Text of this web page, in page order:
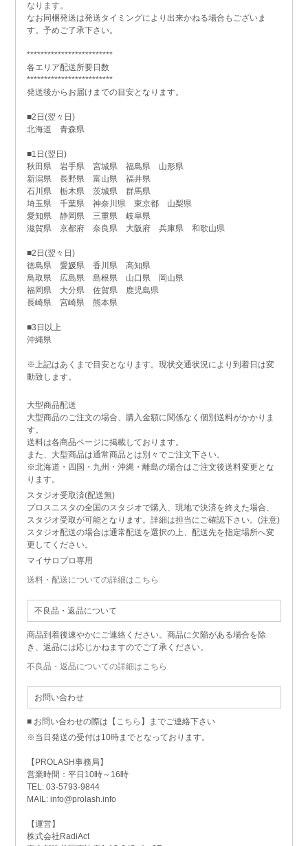
なります。
なお同梱発送は発送タイミングにより出来かねる場合もございま
す。予めご了承下さい。
*************************
各エリア配送所要日数
*************************
発送後からお届けまでの目安となります。
■2日(翌々日)
北海道 青森県
■1日(翌日)
秋田県 岩手県 宮城県 福島県 山形県
新潟県 長野県 富山県 福井県
石川県 栃木県 茨城県 群馬県
埼玉県 千葉県 神奈川県 東京都 山梨県
愛知県 静岡県 三重県 岐阜県
滋賀県 京都府 奈良県 大阪府 兵庫県 和歌山県
■2日(翌々日)
徳島県 愛媛県 香川県 高知県
鳥取県 広島県 島根県 山口県 岡山県
福岡県 大分県 佐賀県 鹿児島県
長崎県 宮崎県 熊本県
■3日以上
沖縄県
※上記はあくまで目安となります。現状交通状況により到着日は変
動致します。
大型商品配送
大型商品のご注文の場合、購入金額に関係なく個別送料がかかりま
す。
送料は各商品ページに掲載しております。
また、大型商品は通常商品とは別々でご注文下さい。
※北海道・四国・九州・沖縄・離島の場合はご注文後送料変更とな
ります。
スタジオ受取済(配送無)
プロスニスタの全国のスタジオで購入、現地で決済を終えた場合、
スタジオ受取が可能となります。詳細は担当にご確認下さい。(注意)
スタジオ配送の場合は通常配送を選択の上、配送先を指定場所へ変
更してください。
マイサロプロ専用
送料・配送についての詳細はこちら
不良品・返品について
商品到着後速やかにご連絡ください。商品に欠陥がある場合を除
き、返品には応じかねますのでご了承ください。
不良品・返品についての詳細はこちら
お問い合わせ
■ お問い合わせの際は【 こちら 】までご連絡下さい
※当日発送の受付は10時までとなっております。
【PROLASH事務局】
営業時間：平日10時～16時
TEL: 03-5793-9844
MAIL: info@prolash.info
【運営】
株式会社RadiAct